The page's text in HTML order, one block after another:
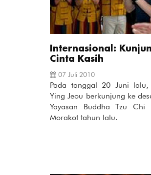
Internasional:
Cinta Kasih
07 Juli 2010
Pada tanggal 20 Juni lalu,
Ying Jeou berkunjung ke
Yayasan Buddha Tzu Chi
Morakot tahun lalu.